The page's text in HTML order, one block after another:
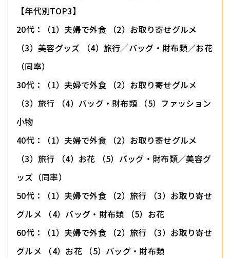
【年代別TOP3】
20代：（1）夫婦で外食 （2）お取り寄せグルメ
（3）美容グッズ （4）旅行／バッグ・財布類／お花
（同率）
30代：（1）夫婦で外食 （2）お取り寄せグルメ
（3）旅行 （4）バッグ・財布類 （5）ファッション
小物
40代：（1）夫婦で外食 （2）お取り寄せグルメ
（3）旅行 （4）お花 （5）バッグ・財布類／美容グ
ッズ（同率）
50代：（1）夫婦で外食 （2）旅行 （3）お取り寄せ
グルメ （4）バッグ・財布類 （5）お花
60代：（1）夫婦で外食 （2）旅行 （3）お取り寄せ
グルメ （4）お花 （5）バッグ・財布類